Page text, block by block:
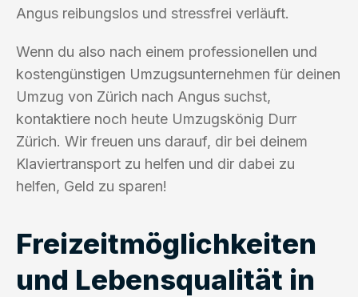
Angus reibungslos und stressfrei verläuft.
Wenn du also nach einem professionellen und
kostengünstigen Umzugsunternehmen für deinen
Umzug von Zürich nach Angus suchst,
kontaktiere noch heute Umzugskönig Durr
Zürich. Wir freuen uns darauf, dir bei deinem
Klaviertransport zu helfen und dir dabei zu
helfen, Geld zu sparen!
Freizeitmöglichkeiten
und Lebensqualität in